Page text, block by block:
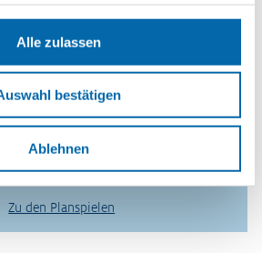
Alle zulassen
bestätigen
Ablehnen
Spielerisch wirtschaftliche
verstehen – mit den Planspielen
WIWAG, Ecoland und Isle of Economy
Zu den Planspielen